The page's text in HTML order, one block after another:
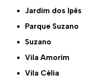
Jardim dos Ipês
Parque Suzano
Suzano
Vila Amorim
Vila Célia